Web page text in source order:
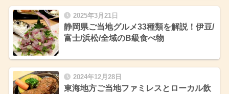
2025年3月21日
静岡県ご当地グルメ33種類を解説！伊豆/
富士/浜松/全域のB級食べ物
2024年12月28日
東海地方ご当地ファミレスとローカル飲